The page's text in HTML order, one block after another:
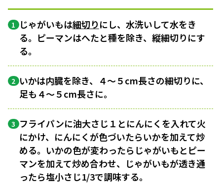
1 じゃがいもは細切りにし、水洗いして水をき
る。ピーマンはへたと種を除き、縦細切りにす
る。
2 いかは内臓を除き、４〜５cm長さの細切りに、
足も４〜５cm長さに。
3 フライパンに油大さじ１とにんにくを入れて火
にかけ、にんにくが色づいたらいかを加えて炒
める。いかの色が変わったらじゃがいもとピー
マンを加えて炒め合わせ、じゃがいもが透き通
ったら塩小さじ1/3で調味する。